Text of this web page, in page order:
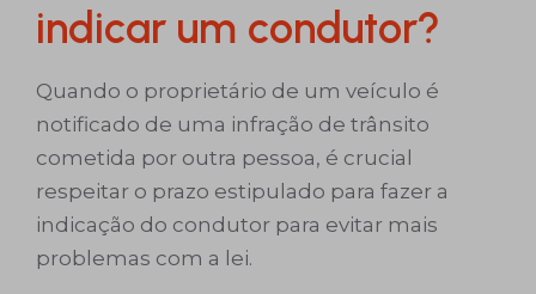
indicar um condutor?
Quando o proprietário de um veículo é
notificado de uma infração de trânsito
cometida por outra pessoa, é crucial
respeitar o prazo estipulado para fazer a
indicação do condutor para evitar mais
problemas com a lei.